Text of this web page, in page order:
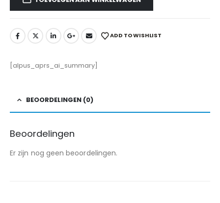
ADD TO WISHLIST
[alpus_aprs_ai_summary]
BEOORDELINGEN (0)
Beoordelingen
Er zijn nog geen beoordelingen.